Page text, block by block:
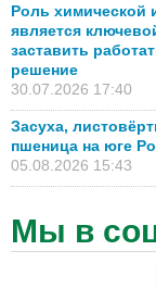
Роль химической
является
заставить
решение
30.07.2026 17:40
Засуха,
пшеница на юге
05.08.2026 15:43
Мы в